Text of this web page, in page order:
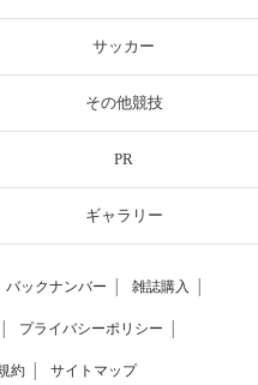
サッカー
その他競技
PR
ギャラリー
バックナンバー 雑誌購入
プライバシーポリシー
約 サイトマップ